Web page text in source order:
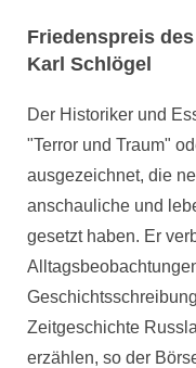
Friedenspreis
Karl Schlögel
Der Historiker und
"Terror und Traum"
ausgezeichnet, die
anschauliche und
gesetzt haben. Er
Zeitgeschichte
erzählen, so der